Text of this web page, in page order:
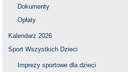
Dokumenty
Opłaty
Kalendarz 2026
Sport Wszystkich Dzieci
Imprezy sportowe dla dzieci